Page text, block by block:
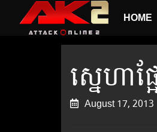
HOME
ស្នេហាផ្
August 17, 2013